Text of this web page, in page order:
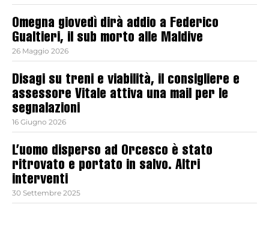
Omegna giovedì dirà addio a Federico
Gualtieri, il sub morto alle Maldive
26 Maggio 2026
Disagi su treni e viabilità, il consigliere e
assessore Vitale attiva una mail per le
segnalazioni
16 Giugno 2026
L’uomo disperso ad Orcesco è stato
ritrovato e portato in salvo. Altri
interventi
30 Settembre 2025